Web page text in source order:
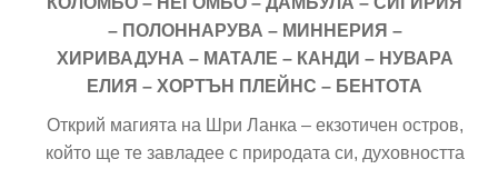
– ПОЛОННАРУВА – МИННЕРИЯ –
ХИРИВАДУНА – МАТАЛЕ – КАНДИ – НУВАРА
ЕЛИЯ – ХОРТЪН ПЛЕЙНС – БЕНТОТА
Открий магията на Шри Ланка – екзотичен остров,
който ще те завладее с природата си, духовността